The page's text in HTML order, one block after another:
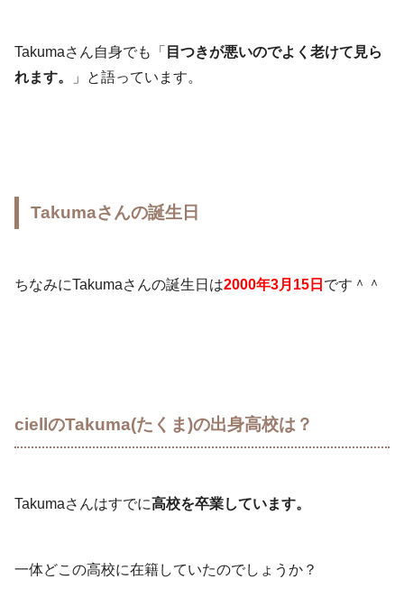
Takumaさん自身でも「 目つきが悪いのでよく老けて見ら
れます。
」と語っています。
Takumaさんの誕生日
ちなみにTakumaさんの誕生日は2000年3月15日 です＾＾
ciellのTakuma(たくま)の出身高校は？
Takumaさんはすでに高校を卒業しています。
一体どこの高校に在籍していたのでしょうか？